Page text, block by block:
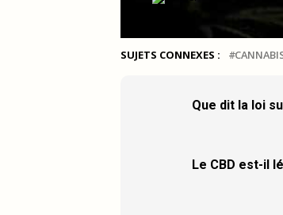
SUJETS CONNEXES :
Que dit la loi
Le CBD est-il